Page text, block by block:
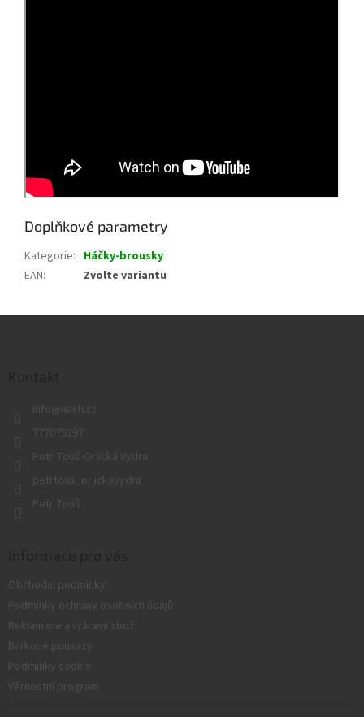
Doplňkové parametry
Kategorie: Háčky-brousky
EAN: Zvolte variantu
info@nash.cz
777079297
Petr Touš-Orlická Vydra
petrtous_orlickavydra
Petr Touš
Obchodní podmínky
Podmínky ochrany osobních údajů
Reklamace a vrácení zboží
Dárkové poukazy
Podmínky cookie
Věrnostní program